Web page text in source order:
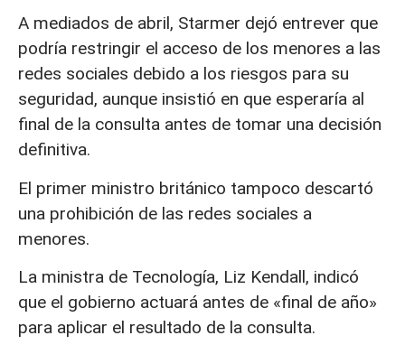
A mediados de abril, Starmer dejó entrever que
podría restringir el acceso de los menores a las
redes sociales debido a los riesgos para su
seguridad, aunque insistió en que esperaría al
final de la consulta antes de tomar una decisión
definitiva.
El primer ministro británico tampoco descartó
una prohibición de las redes sociales a
menores.
La ministra de Tecnología, Liz Kendall, indicó
que el gobierno actuará antes de «final de año»
para aplicar el resultado de la consulta.